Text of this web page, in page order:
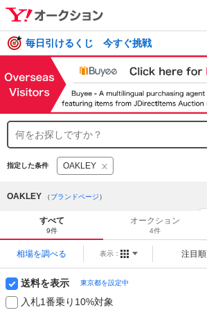
毎日引けるくじ 今すぐ挑戦
指定した条件 OAKLEY
OAKLEY （ブランドページ）
すべて
9件
オークション
4件
相場を調べる 表示： 注目順
送料を表示 東京都を設定中
入札1番乗り10%対象